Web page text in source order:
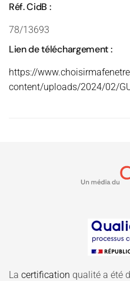
Réf. CidB :
78/13693
Lien de téléchargement :
https://
content/uploads/2024/02/
La certification qualité a été